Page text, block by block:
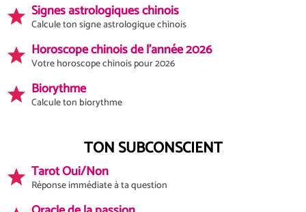
Signes astrologiques chinois
Calcule ton signe astrologique chinois
Horoscope chinois de l'année 2026
Votre horoscope chinois pour 2026
Biorythme
Calcule ton biorythme
TON SUBCONSCIENT
Tarot Oui/Non
Réponse immédiate à ta question